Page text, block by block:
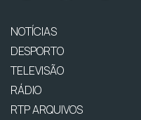
NOTÍCIAS
DESPORTO
TELEVISÃO
RÁDIO
RTP ARQUIVOS